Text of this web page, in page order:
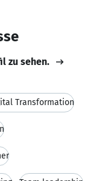
zu sehen.
Transformation